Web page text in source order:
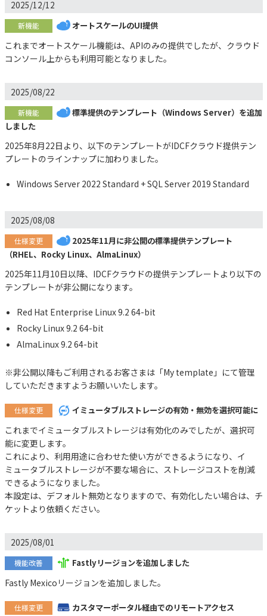
2025/12/12
新機能 オートスケールのUI提供
これまでオートスケール機能は、APIのみの提供でしたが、クラウド
コンソール上からも利用可能となりました。
2025/08/22
新機能
標準提供のテンプレート（Windows Server）を追加
しました
2025年8月22日より、以下のテンプレートがIDCFクラウド提供テン
プレートのラインナップに加わりました。
Windows Server 2022 Standard + SQL Server 2019 Standard
2025/08/08
仕様変更
2025年11月に非公開の標準提供テンプレート
（RHEL、Rocky Linux、AlmaLinux）
2025年11月10日以降、IDCFクラウドの提供テンプレートより以下の
テンプレートが非公開になります。
Red Hat Enterprise Linux 9.2 64-bit
Rocky Linux 9.2 64-bit
AlmaLinux 9.2 64-bit
※非公開以降もご利用されるお客さまは「My template」にて管理
していただきますようお願いいたします。
仕様変更 イミュータブルストレージの有効・無効を選択可能に
これまでイミュータブルストレージは有効化のみでしたが、選択可
能に変更します。
これにより、利用用途に合わせた使い方ができるようになり、イ
ミュータブルストレージが不要な場合に、ストレージコストを削減
できるようになりました。
本設定は、デフォルト無効となりますので、有効化したい場合は、チ
ケットより依頼ください。
2025/08/01
機能改善 Fastlyリージョンを追加しました
Fastly Mexicoリージョンを追加しました。
仕様変更 カスタマーポータル経由でのリモートアクセス